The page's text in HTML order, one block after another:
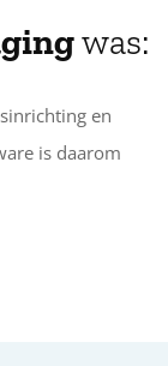
was:
en
is daarom